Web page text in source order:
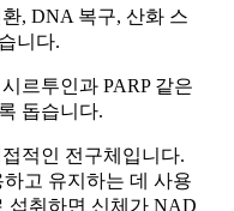
, DNA 복구, 산화 스
니다.
르투인과 PARP 같은
돕습니다.
적인 전구체입니다.
고 유지하는 데 사용
섭취하면 신체가 NAD